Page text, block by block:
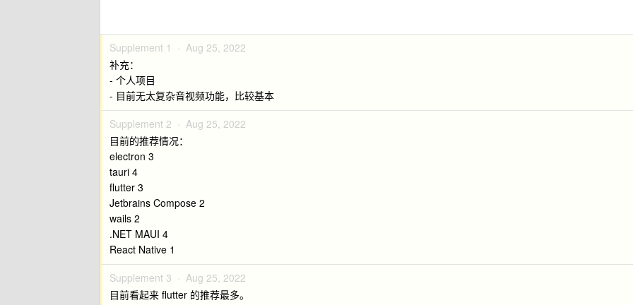
Supplement 1 · Aug 25, 2022
补充：
- 个人项目
- 目前无太复杂音视频功能，比较基本
Supplement 2 · Aug 25, 2022
目前的推荐情况：
electron 3
tauri 4
flutter 3
Jetbrains Compose 2
wails 2
.NET MAUI 4
React Native 1
Supplement 3 · Aug 25, 2022
目前看起来 flutter 的推荐最多。